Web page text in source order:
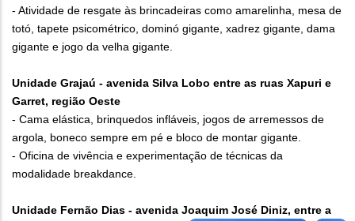
- Atividade de resgate às brincadeiras como amarelinha, mesa de
totó, tapete psicométrico, dominó gigante, xadrez gigante, dama
gigante e jogo da velha gigante.
Unidade Grajaú - avenida Silva Lobo entre as ruas Xapuri e
Garret, região Oeste
- Cama elástica, brinquedos infláveis, jogos de arremessos de
argola, boneco sempre em pé e bloco de montar gigante.
- Oficina de vivência e experimentação de técnicas da
modalidade breakdance.
Unidade Fernão Dias - avenida Joaquim José Diniz, entre a